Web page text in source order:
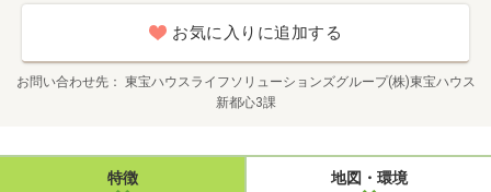
お気に入りに追加する
お問い合わせ先
東宝ハウスライフソリューションズグループ(株)東宝ハウス
新都心3課
特徴 地図・環境